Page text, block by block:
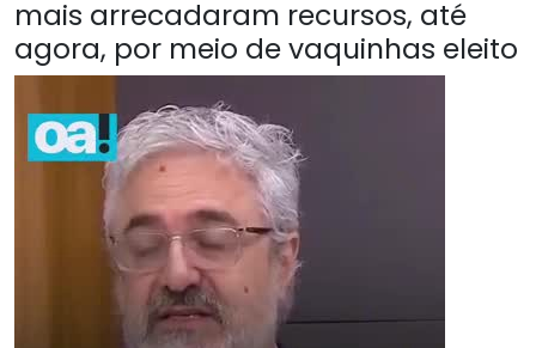
mais arrecadaram recursos, até
agora, por meio de vaquinhas eleito